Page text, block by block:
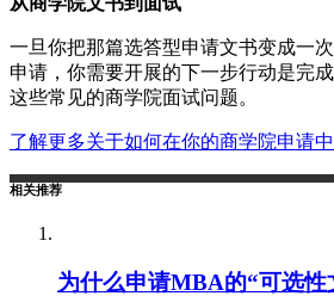
一旦你把那篇选答型申请文书变成一
申请，你需要开展的下一步行动是完
这些常见的商学院面试问题。
了解更多关于如何在你的商学院申请
相关推荐
为什么申请MBA的“可选性